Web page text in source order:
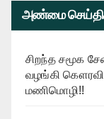
அண்மை
சிறந்த சமூக
வழங்கி
மணிமொழி!!